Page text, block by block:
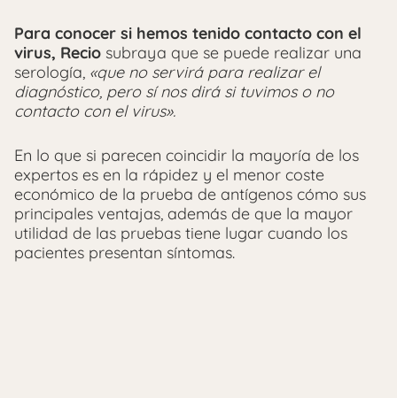
Para conocer si hemos tenido contacto con el
virus, Recio subraya que se puede realizar una
serología, «que no servirá para realizar el
diagnóstico, pero sí nos dirá si tuvimos o no
contacto con el virus».
En lo que si parecen coincidir la mayoría de los
expertos es en la rápidez y el menor coste
económico de la prueba de antígenos cómo sus
principales ventajas, además de que la mayor
utilidad de las pruebas tiene lugar cuando los
pacientes presentan síntomas.